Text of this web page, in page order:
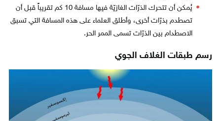
يُمكن أن تتحرك الذرّات الغازيّة فيها مسافة 10 كم تقريباً قبل أن
تصطدم بذرّات أخرى، وأطلق العلماء على هذه المسافة التي تسبق
الاصطدام بين الذرّات تسمى الممر الحر.
رسم طبقات الغلاف الجوي